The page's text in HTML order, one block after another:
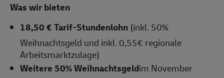
Was wir bieten
18,50 € Tarif-Stundenlohn (inkl. 50%
Weihnachtsgeld und inkl. 0,55€ regionale
Arbeitsmarktzulage)
Weitere 50% Weihnachtsgeldim November